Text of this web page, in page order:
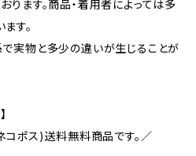
ます。商品・着用者によっては多
す。
実物と多少の違いが生じることが
ポス)送料無料商品です。／